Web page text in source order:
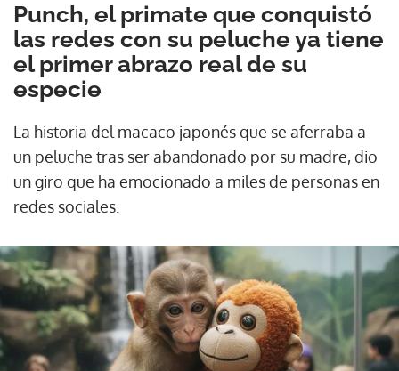
Punch, el primate que conquistó
las redes con su peluche ya tiene
el primer abrazo real de su
especie
La historia del macaco japonés que se aferraba a
un peluche tras ser abandonado por su madre, dio
un giro que ha emocionado a miles de personas en
redes sociales.